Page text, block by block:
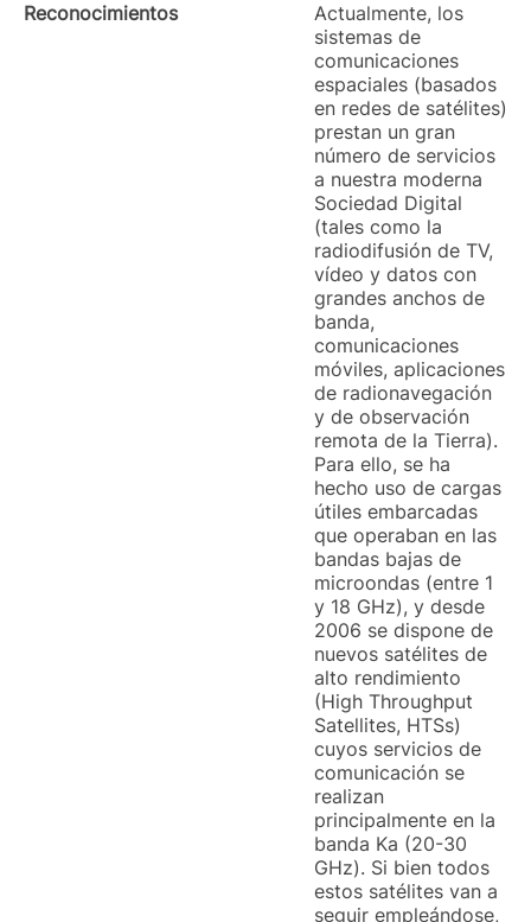
Reconocimientos
Actualmente, los
sistemas de
comunicaciones
espaciales (basados
en redes de satélites)
prestan un gran
número de servicios
a nuestra moderna
Sociedad Digital
(tales como la
radiodifusión de TV,
vídeo y datos con
grandes anchos de
banda,
comunicaciones
móviles, aplicaciones
de radionavegación
y de observación
remota de la Tierra).
Para ello, se ha
hecho uso de cargas
útiles embarcadas
que operaban en las
bandas bajas de
microondas (entre 1
y 18 GHz), y desde
2006 se dispone de
nuevos satélites de
alto rendimiento
(High Throughput
Satellites, HTSs)
cuyos servicios de
comunicación se
realizan
principalmente en la
banda Ka (20-30
GHz). Si bien todos
estos satélites van a
seguir empleándose,